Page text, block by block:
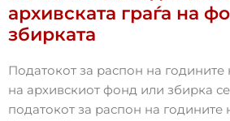
архивската граѓа на
збирката
Податокот за распон на годините
на архивскиот фонд или збирка
податокот за распон на годините